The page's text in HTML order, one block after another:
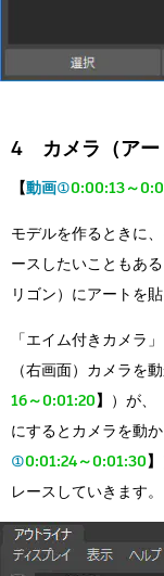
4 カメラ（アー
【動画①0:00:13～
モデルを作るときに
ースしたいこともあ
リゴン）にアートを
「エイム付きカメラ
（右画面）カメラを
16～0:01:20】 ）が、
にするとカメラを動
①0:01:24～0:01:30】
レースしていきます。